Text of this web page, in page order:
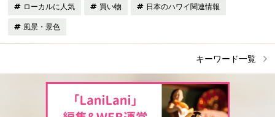
ローカルに人気 買い物 日本のハワイ関連情報
風景・景色
キーワード一覧